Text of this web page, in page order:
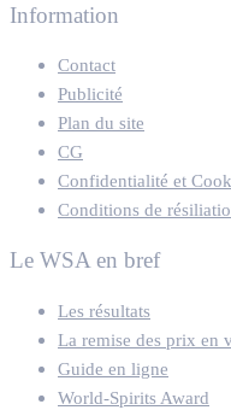
Information
Contact
Publicité
Plan du site
CG
Confidentialité et
Conditions de
Le WSA en bref
Les résultats
La remise des prix en
Guide en ligne
World-Spirits Award